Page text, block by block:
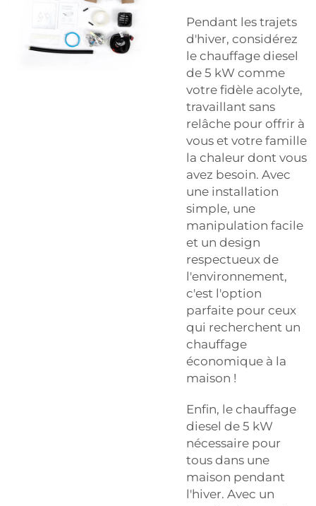
Pendant les trajets
d'hiver, considérez
le chauffage diesel
de 5 kW comme
votre fidèle acolyte,
travaillant sans
relâche pour offrir à
vous et votre famille
la chaleur dont vous
avez besoin. Avec
une installation
simple, une
manipulation facile
et un design
respectueux de
l'environnement,
c'est l'option
parfaite pour ceux
qui recherchent un
chauffage
économique à la
maison !
Enfin, le chauffage
diesel de 5 kW
nécessaire pour
tous dans une
maison pendant
l'hiver. Avec un